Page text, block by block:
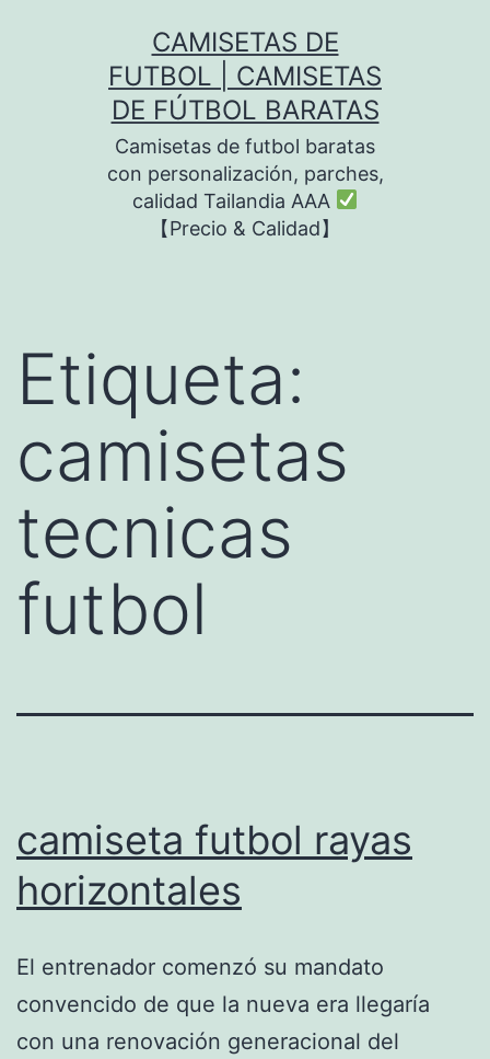
CAMISETAS DE
FUTBOL | CAMISETAS
DE FÚTBOL BARATAS
Camisetas de futbol baratas
con personalización, parches,
calidad Tailandia AAA
【Precio & Calidad】
Etiqueta:
camisetas
tecnicas
futbol
camiseta futbol rayas
horizontales
El entrenador comenzó su mandato
convencido de que la nueva era llegaría
con una renovación generacional del